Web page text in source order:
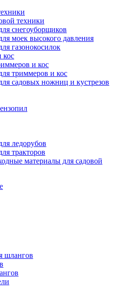
техники
снегоуборщиков
моек высокого давления
газонокосилок
кос
и кос
триммеров и кос
садовых ножниц и кустрезов
ледорубов
тракторов
материалы для садовой
шлангов